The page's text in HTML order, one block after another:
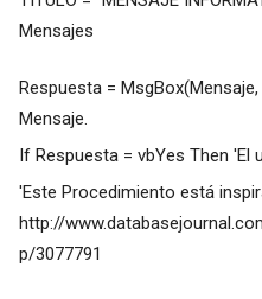
Mensajes
Respuesta =
Mensaje.
If Respuesta = vbYes Then 'El
'Este Procedimiento está
http://
p/3077791